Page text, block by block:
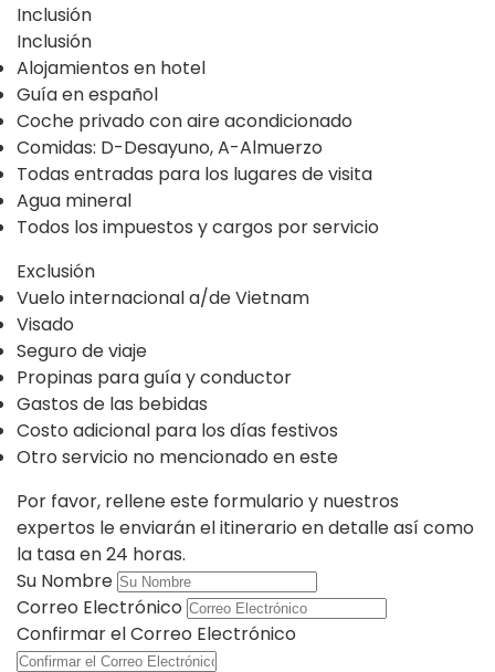
Inclusión
Inclusión
Alojamientos en hotel
Guía en español
Coche privado con aire acondicionado
Comidas: D-Desayuno, A-Almuerzo
Todas entradas para los lugares de visita
Agua mineral
Todos los impuestos y cargos por servicio
Exclusión
Vuelo internacional a/de Vietnam
Visado
Seguro de viaje
Propinas para guía y conductor
Gastos de las bebidas
Costo adicional para los días festivos
Otro servicio no mencionado en este
Por favor, rellene este formulario y nuestros
expertos le enviarán el itinerario en detalle así como
la tasa en 24 horas.
Su Nombre
Correo Electrónico
Confirmar el Correo Electrónico